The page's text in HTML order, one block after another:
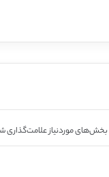
بخش‌های موردنیاز علامت‌گذاری